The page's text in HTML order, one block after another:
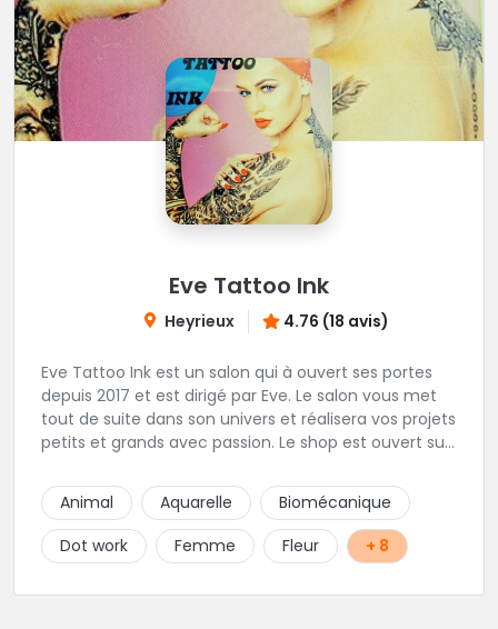
Eve Tattoo Ink
Heyrieux 4.76 (18 avis)
Eve Tattoo Ink est un salon qui à ouvert ses portes
depuis 2017 et est dirigé par Eve. Le salon vous met
tout de suite dans son univers et réalisera vos projets
petits et grands avec passion. Le shop est ouvert sur
Joignable par SMS pour toutes demande de RDV
Animal Aquarelle
Biomécanique
Dot work
Femme Fleur + 8